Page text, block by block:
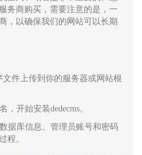
务商购买，需要注意的是，一
，以确保我们的网站可以长期
文件上传到你的服务器或网站根
开始安装dedecms。
据库信息、管理员账号和密码
程。